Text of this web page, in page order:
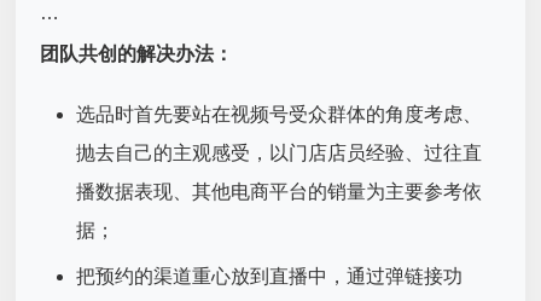
…
团队共创的解决办法：
选品时首先要站在视频号受众群体的角度考虑、
抛去自己的主观感受，以门店店员经验、过往直
播数据表现、其他电商平台的销量为主要参考依
据；
把预约的渠道重心放到直播中，通过弹链接功